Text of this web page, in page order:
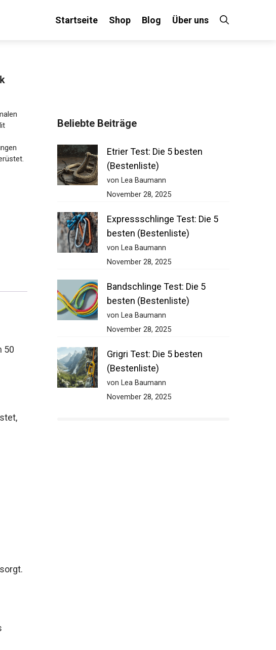
Startseite Shop Blog Über uns
50
Beliebte Beiträge
Etrier Test: Die 5 besten
(Bestenliste)
von Lea Baumann
November 28, 2025
Expressschlinge Test: Die 5
besten (Bestenliste)
von Lea Baumann
November 28, 2025
Bandschlinge Test: Die 5
besten (Bestenliste)
von Lea Baumann
November 28, 2025
Grigri Test: Die 5 besten
(Bestenliste)
von Lea Baumann
November 28, 2025
Decathlon an!